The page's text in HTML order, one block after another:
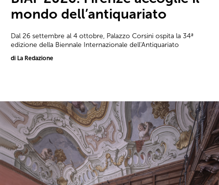
mondo dell’antiquariato
Dal 26 settembre al 4 ottobre, Palazzo Corsini ospita la 34ª
edizione della Biennale Internazionale dell'Antiquariato
di La Redazione